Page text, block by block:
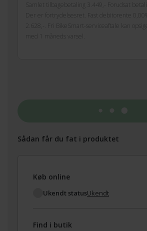
Samlet tilbagebetaling 3.449,- Forudsat
Der er fortrydelsesret. Fast debitorente
2.628,-. Fri BikeSmart-serviceaftale kan
med 1 måneds varsel.
Sådan får du fat i produktet
Køb online
Ukendt statusUkendt
Find i butik